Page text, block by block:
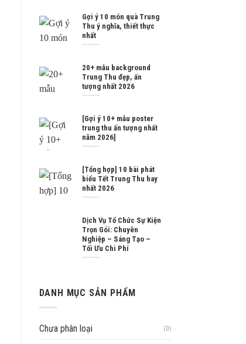
Gợi ý 10 món quà Trung
Thu ý nghĩa, thiết thực
nhất
20+ mẫu background
Trung Thu đẹp, ấn
tượng nhất 2026
[Gợi ý 10+ mẫu poster
trung thu ấn tượng nhất
năm 2026]
[Tổng hợp] 10 bài phát
biểu Tết Trung Thu hay
nhất 2026
Dịch Vụ Tổ Chức Sự Kiện
Trọn Gói: Chuyên
Nghiệp – Sáng Tạo –
Tối Ưu Chi Phí
DANH MỤC SẢN PHẨM
Chưa phân loại (0)